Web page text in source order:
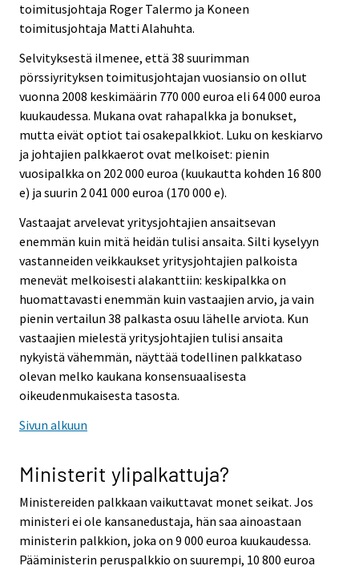
toimitusjohtaja Roger Talermo ja Koneen
toimitusjohtaja Matti Alahuhta.
Selvityksestä ilmenee, että 38 suurimman
pörssiyrityksen toimitusjohtajan vuosiansio on ollut
vuonna 2008 keskimäärin 770 000 euroa eli 64 000 euroa
kuukaudessa. Mukana ovat rahapalkka ja bonukset,
mutta eivät optiot tai osakepalkkiot. Luku on keskiarvo
ja johtajien palkkaerot ovat melkoiset: pienin
vuosipalkka on 202 000 euroa (kuukautta kohden 16 800
e) ja suurin 2 041 000 euroa (170 000 e).
Vastaajat arvelevat yritysjohtajien ansaitsevan
enemmän kuin mitä heidän tulisi ansaita. Silti kyselyyn
vastanneiden veikkaukset yritysjohtajien palkoista
menevät melkoisesti alakanttiin: keskipalkka on
huomattavasti enemmän kuin vastaajien arvio, ja vain
pienin vertailun 38 palkasta osuu lähelle arviota. Kun
vastaajien mielestä yritysjohtajien tulisi ansaita
nykyistä vähemmän, näyttää todellinen palkkataso
olevan melko kaukana konsensuaalisesta
oikeudenmukaisesta tasosta.
Sivun alkuun
Ministerit ylipalkattuja?
Ministereiden palkkaan vaikuttavat monet seikat. Jos
ministeri ei ole kansanedustaja, hän saa ainoastaan
ministerin palkkion, joka on 9 000 euroa kuukaudessa.
Pääministerin peruspalkkio on suurempi, 10 800 euroa